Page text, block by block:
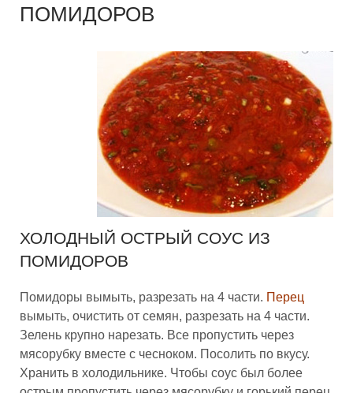
ПОМИДОРОВ
ХОЛОДНЫЙ ОСТРЫЙ СОУС ИЗ
ПОМИДОРОВ
Помидоры вымыть, разрезать на 4 части. Перец
вымыть, очистить от семян, разрезать на 4 части.
Зелень крупно нарезать. Все пропустить через
мясорубку вместе с чесноком. Посолить по вкусу.
Хранить в холодильнике. Чтобы соус был более